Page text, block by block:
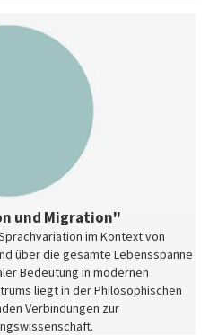
und Migration"
im Kontext von
über die gesamte Lebensspanne
Bedeutung in modernen
liegt in der Philosophischen
Verbindungen zur